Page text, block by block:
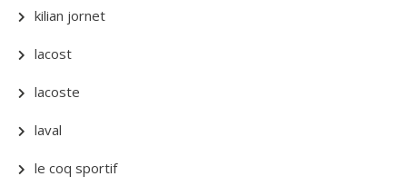
kilian jornet
lacost
lacoste
laval
le coq sportif